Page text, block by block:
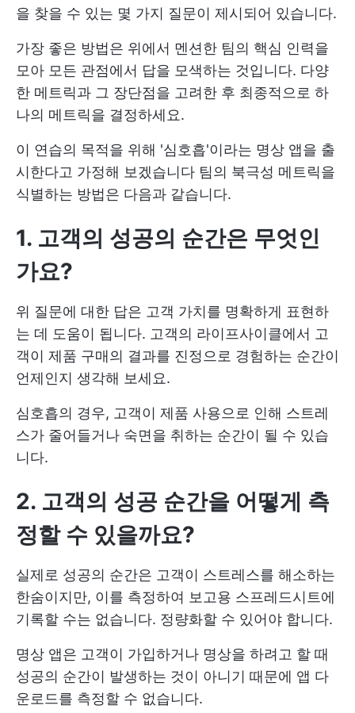
을 찾을 수 있는 몇 가지 질문이 제시되어 있습니다.
가장 좋은 방법은 위에서 멘션한 팀의 핵심 인력을
모아 모든 관점에서 답을 모색하는 것입니다. 다양
한 메트릭과 그 장단점을 고려한 후 최종적으로 하
나의 메트릭을 결정하세요.
이 연습의 목적을 위해 '심호흡'이라는 명상 앱을 출
시한다고 가정해 보겠습니다 팀의 북극성 메트릭을
식별하는 방법은 다음과 같습니다.
1. 고객의 성공의 순간은 무엇인
가요?
위 질문에 대한 답은 고객 가치를 명확하게 표현하
는 데 도움이 됩니다. 고객의 라이프사이클에서 고
객이 제품 구매의 결과를 진정으로 경험하는 순간이
언제인지 생각해 보세요.
심호흡의 경우, 고객이 제품 사용으로 인해 스트레
스가 줄어들거나 숙면을 취하는 순간이 될 수 있습
니다.
2. 고객의 성공 순간을 어떻게 측
정할 수 있을까요?
실제로 성공의 순간은 고객이 스트레스를 해소하는
한숨이지만, 이를 측정하여 보고용 스프레드시트에
기록할 수는 없습니다. 정량화할 수 있어야 합니다.
명상 앱은 고객이 가입하거나 명상을 하려고 할 때
성공의 순간이 발생하는 것이 아니기 때문에 앱 다
운로드를 측정할 수 없습니다.